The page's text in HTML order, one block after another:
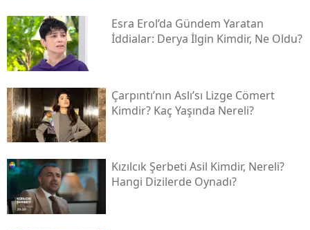
Esra Erol’da Gündem Yaratan
İddialar: Derya İlgin Kimdir, Ne Oldu?
Çarpıntı’nın Aslı’sı Lizge Cömert
Kimdir? Kaç Yaşında Nereli?
Kızılcık Şerbeti Asil Kimdir, Nereli?
Hangi Dizilerde Oynadı?